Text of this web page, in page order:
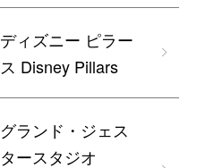
ディズニー ピラー
ス Disney Pillars
グランド・ジェス
タースタジオ